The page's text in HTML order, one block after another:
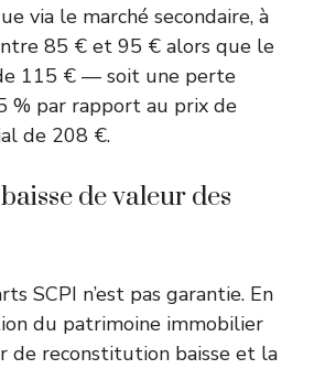
via le marché secondaire, à
85 € et 95 € alors que le
115 € — soit une perte
% par rapport au prix de
de 208 €.
de valeur des
SCPI n’est pas garantie. En
du patrimoine immobilier
de reconstitution baisse et la